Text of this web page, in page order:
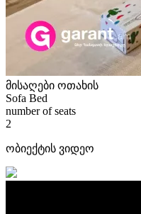
მისაღები ოთახის
Sofa Bed
number of seats
2
ობიექტის ვიდეო